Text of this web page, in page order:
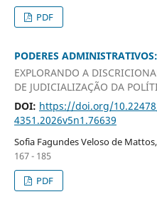
PDF
PODERES ADMINISTRATIVOS:
EXPLORANDO A
DE JUDICIALIZAÇÃO DA
DOI: https://doi.org/
4351.2026v5n1.76639
Sofia Fagundes Veloso de
167 - 185
PDF